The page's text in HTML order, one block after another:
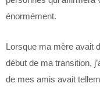
énormément.
Lorsque ma mère avait
début de ma transition,
de mes amis avait